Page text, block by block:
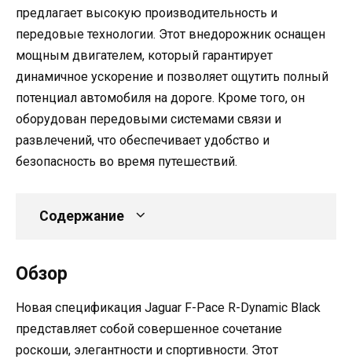
предлагает высокую производительность и
передовые технологии. Этот внедорожник оснащен
мощным двигателем, который гарантирует
динамичное ускорение и позволяет ощутить полный
потенциал автомобиля на дороге. Кроме того, он
оборудован передовыми системами связи и
развлечений, что обеспечивает удобство и
безопасность во время путешествий.
Содержание
Обзор
Новая спецификация Jaguar F-Pace R-Dynamic Black
представляет собой совершенное сочетание
роскоши, элегантности и спортивности. Этот